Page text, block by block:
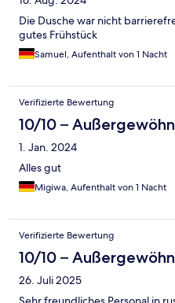
Die Dusche war nicht
gutes Frühstück
Samuel, Aufenthalt von 1 Nacht
Verifizierte Bewertung
10/10 –
1. Jan. 2024
Alles gut
Migiwa, Aufenthalt von 1 Nacht
Verifizierte Bewertung
10/10 –
26. Juli 2025